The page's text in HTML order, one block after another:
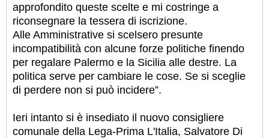
approfondito queste scelte e mi costringe a
riconsegnare la tessera di iscrizione.
Alle Amministrative si scelsero presunte
incompatibilità con alcune forze politiche finendo
per regalare Palermo e la Sicilia alle destre. La
politica serve per cambiare le cose. Se si sceglie
di perdere non si può incidere”.
Ieri intanto si è insediato il nuovo consigliere
comunale della Lega-Prima L'Italia, Salvatore Di